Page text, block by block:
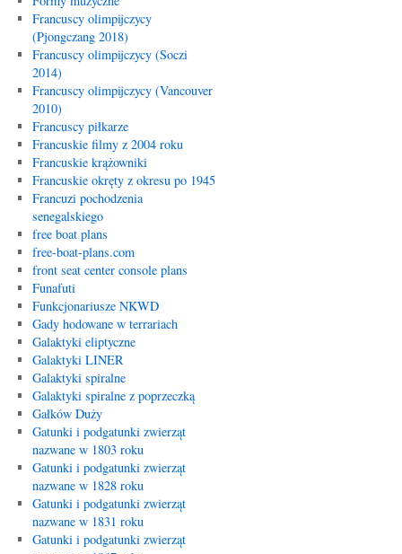
Francuscy olimpijczycy
(Pjongczang 2018)
Francuscy olimpijczycy (Soczi
2014)
Francuscy olimpijczycy (Vancouver
2010)
Francuscy piłkarze
Francuskie filmy z 2004 roku
Francuskie krążowniki
Francuskie okręty z okresu po 1945
Francuzi pochodzenia
senegalskiego
free boat plans
free-boat-plans.com
front seat center console plans
Funafuti
Funkcjonariusze NKWD
Gady hodowane w terrariach
Galaktyki eliptyczne
Galaktyki LINER
Galaktyki spiralne
Galaktyki spiralne z poprzeczką
Gałków Duży
Gatunki i podgatunki zwierząt
nazwane w 1803 roku
Gatunki i podgatunki zwierząt
nazwane w 1828 roku
Gatunki i podgatunki zwierząt
nazwane w 1831 roku
Gatunki i podgatunki zwierząt